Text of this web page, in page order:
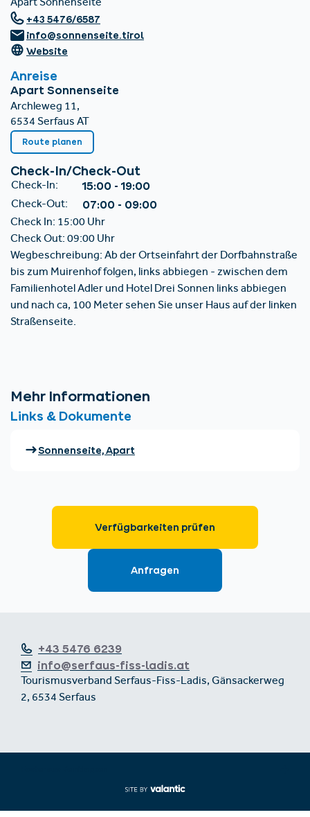
+43 5476 6239
info@serfaus-fiss-ladis.at
Tourismusverband Serfaus-Fiss-Ladis, Gänsackerweg
2, 6534 Serfaus